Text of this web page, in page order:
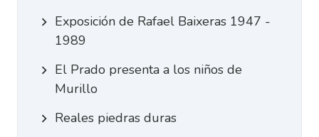
Exposición de Rafael Baixeras 1947 -
1989
El Prado presenta a los niños de
Murillo
Reales piedras duras